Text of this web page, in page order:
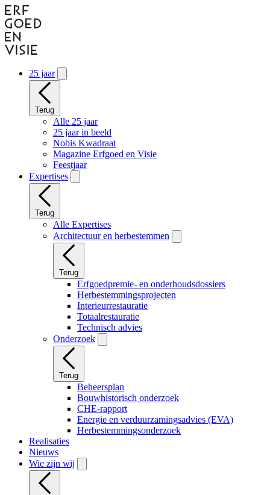
Naar
hoofdinhoud
gaan
25 jaar
Terug
Alle 25 jaar
25 jaar in beeld
Nobis Kwadraat
Magazine Erfgoed en Visie
Feestjaar
Expertises
Terug
Alle Expertises
Architectuur en herbestemmen
Terug
Erfgoedpremie- en onderhoudsdossiers
Herbestemmingsprojecten
Interieurrestauratie
Totaalrestauratie
Technisch advies
Onderzoek
Terug
Beheersplan
Bouwhistorisch onderzoek
CHE-rapport
Energie en verduurzamingsadvies (EVA)
Herbestemmingsonderzoek
Realisaties
Nieuws
Wie zijn wij